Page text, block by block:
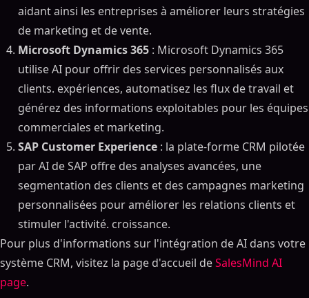
aidant ainsi les entreprises à améliorer leurs stratégies
de marketing et de vente.
Microsoft Dynamics 365 : Microsoft Dynamics 365
utilise AI pour offrir des services personnalisés aux
clients. expériences, automatisez les flux de travail et
générez des informations exploitables pour les équipes
commerciales et marketing.
SAP Customer Experience : la plate-forme CRM pilotée
par AI de SAP offre des analyses avancées, une
segmentation des clients et des campagnes marketing
personnalisées pour améliorer les relations clients et
stimuler l'activité. croissance.
Pour plus d'informations sur l'intégration de AI dans votre
système CRM, visitez la page d'accueil deSalesMind AI
page.